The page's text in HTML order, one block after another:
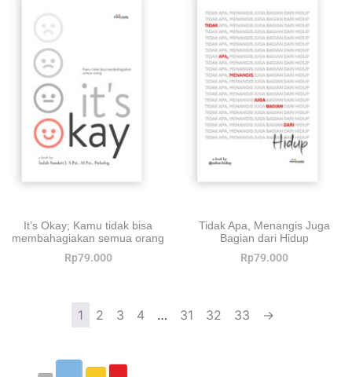
It’s Okay; Kamu tidak bisa
membahagiakan semua orang
Rp79.000
Tidak Apa, Menangis Juga
Bagian dari Hidup
Rp79.000
1 2 3 4 … 31 32 33 →